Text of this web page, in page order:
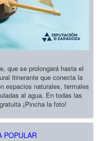
se prolongará hasta el
itinerante que conecta la
espacios naturales, termales
al agua. En todas las
¡Pincha la foto!
POPULAR